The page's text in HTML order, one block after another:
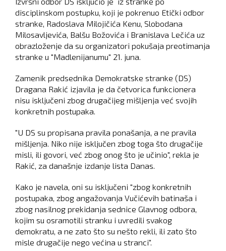
disciplinskom postupku, koji je pokrenuo Etički odbor
stranke, Radoslava Milojičića Kenu, Slobodana
Milosavljevića, Balšu Božovića i Branislava Lečića uz
obrazloženje da su organizatori pokušaja preotimanja
stranke u "Madlenijanumu" 21. juna.
Zamenik predsednika Demokratske stranke (DS)
Dragana Rakić izjavila je da četvorica funkcionera
nisu isključeni zbog drugačijeg mišljenja već svojih
konkretnih postupaka.
"U DS su propisana pravila ponašanja, a ne pravila
mišljenja. Niko nije isključen zbog toga što drugačije
misli, ili govori, već zbog onog što je učinio", rekla je
Rakić, za današnje izdanje lista Danas.
Kako je navela, oni su isključeni "zbog konkretnih
postupaka, zbog angažovanja Vučićevih batinaša i
zbog nasilnog prekidanja sednice Glavnog odbora,
kojim su osramotili stranku i uvredili svakog
demokratu, a ne zato što su nešto rekli, ili zato što
misle drugačije nego većina u stranci".